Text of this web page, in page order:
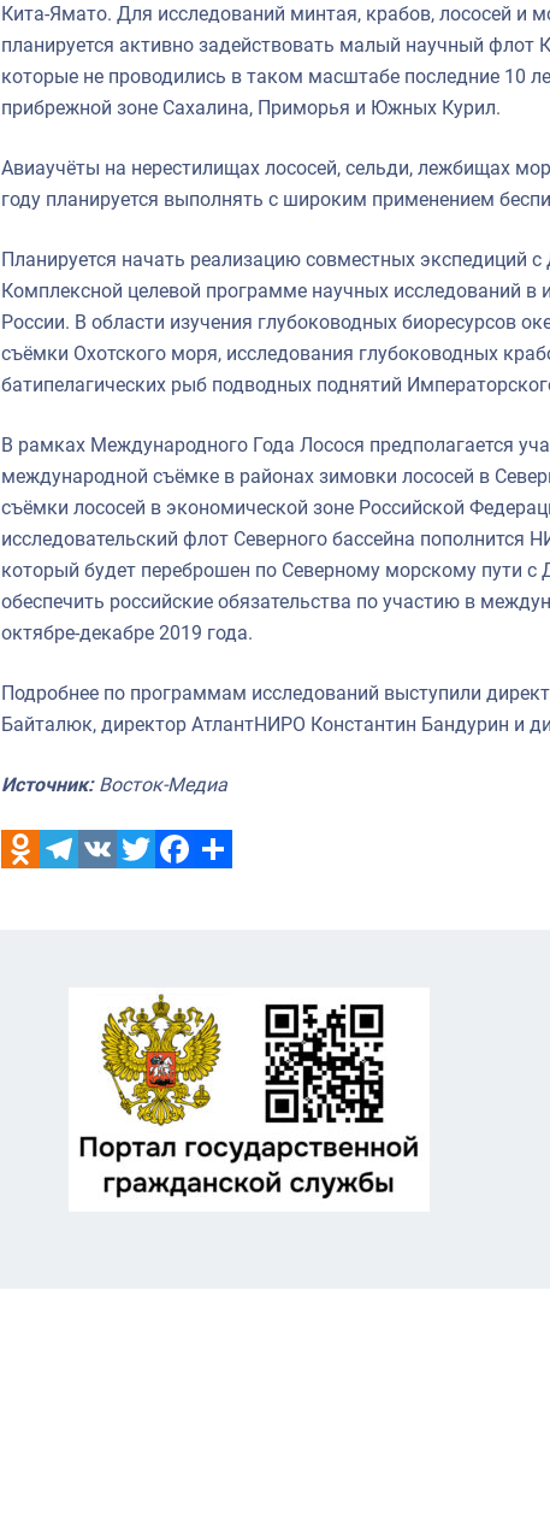
Кита-Ямато. Для исследований минтая, крабов, лососей и
планируется активно задействовать малый научный
которые не проводились в таком масштабе последние 10
прибрежной зоне Сахалина, Приморья и Южных Курил.
Авиаучёты на нерестилищах лососей, сельди, лежбищах
году планируется выполнять с широким применением
Планируется начать реализацию совместных экспедиций
Комплексной целевой программе научных исследований в
России. В области изучения глубоководных биоресурсов
съёмки Охотского моря, исследования глубоководных
батипелагических рыб подводных поднятий
В рамках Международного Года Лосося предполагается
международной съёмке в районах зимовки лососей в
съёмки лососей в экономической зоне Российской
исследовательский флот Северного бассейна пополнится
который будет переброшен по Северному морскому пути с
обеспечить российские обязательства по участию в
октябре-декабре 2019 года.
Подробнее по программам исследований выступили
Байталюк, директор АтлантНИРО Константин Бандурин и
Источник:Восток-Медиа